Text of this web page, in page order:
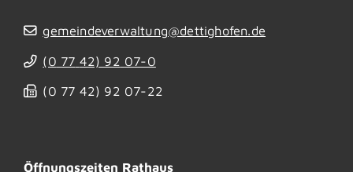
gemeindeverwaltung@dettighofen.de
(0 77 42) 92 07-0
(0 77 42) 92 07-22
Öffnungszeiten Rathaus